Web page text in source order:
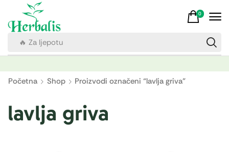
🔥 Za ljepotu
0
Početna Shop Proizvodi označeni “lavlja griva”
lavlja griva